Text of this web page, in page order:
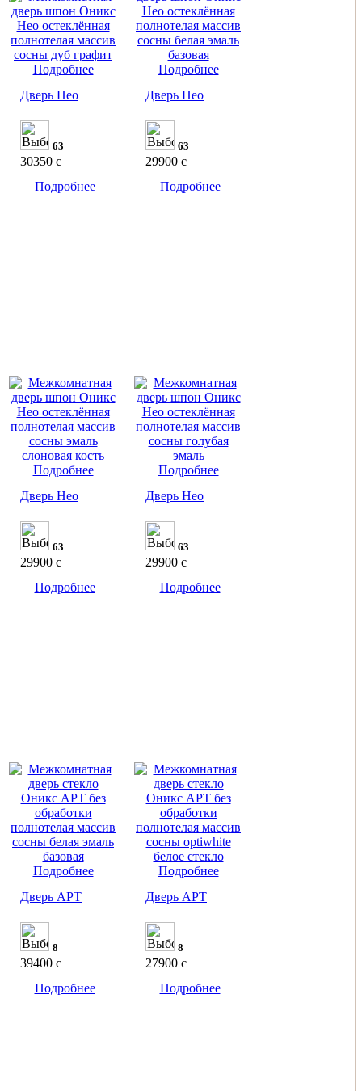
Подробнее
Дверь Нео
63
30350 c
Подробнее
Подробнее
Дверь Нео
63
29900 c
Подробнее
Подробнее
Дверь Нео
63
29900 c
Подробнее
Подробнее
Дверь Нео
63
29900 c
Подробнее
Подробнее
Дверь АРТ
8
39400 c
Подробнее
Подробнее
Дверь АРТ
8
27900 c
Подробнее